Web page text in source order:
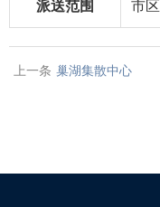
派送范围 市区
上一条 巢湖集散中心